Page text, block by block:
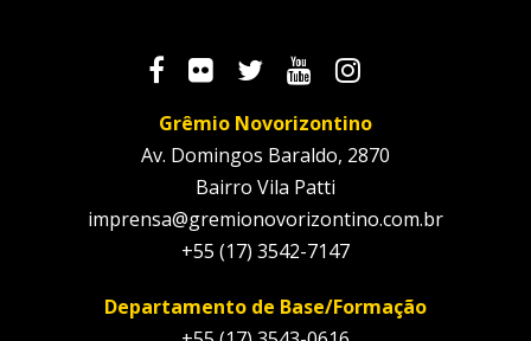
Grêmio Novorizontino
Av. Domingos Baraldo, 2870
Bairro Vila Patti
imprensa@gremionovorizontino.com.br
+55 (17) 3542-7147
Departamento de Base/Formação